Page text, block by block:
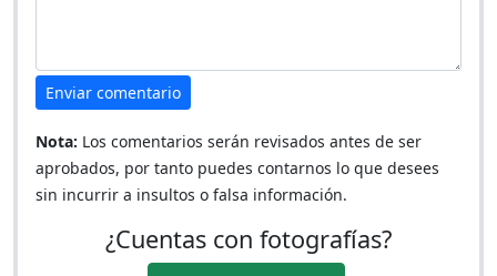
Enviar comentario
Nota: Los comentarios serán revisados antes de ser
aprobados, por tanto puedes contarnos lo que desees
sin incurrir a insultos o falsa información.
¿Cuentas con fotografías?